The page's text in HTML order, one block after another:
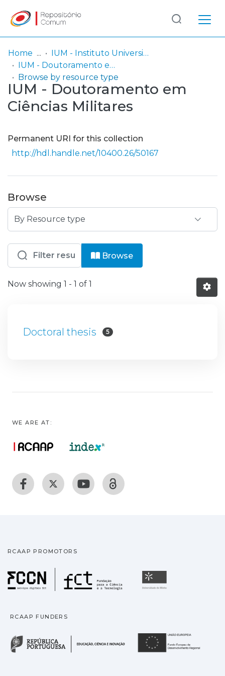
Communities
& Collections
Browse repository
Entities
Log
In
(current)
Home
IUM - Instituto Universitário Militar
IUM - Doutoramento em Ciências Militares
Browse by resource type
IUM - Doutoramento em
Ciências Militares
Permanent URI for this collection
http://hdl.handle.net/10400.26/50167
Browse
Browsing IUM - Doutoramento em
Browse
Now showing 1 - 1 of 1
Doctoral thesis 5
WE ARE AT:
RCAAP PROMOTORS
Fundação para a
RCAAP FUNDERS
República Portuguesa